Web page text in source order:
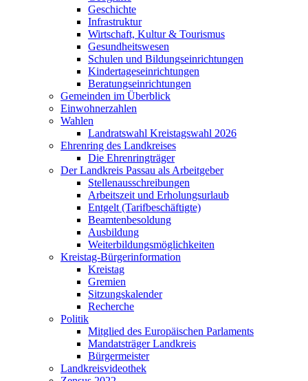
Geschichte
Infrastruktur
Wirtschaft, Kultur & Tourismus
Gesundheitswesen
Schulen und Bildungseinrichtungen
Kindertageseinrichtungen
Beratungseinrichtungen
Gemeinden im Überblick
Einwohnerzahlen
Wahlen
Landratswahl Kreistagswahl 2026
Ehrenring des Landkreises
Die Ehrenringträger
Der Landkreis Passau als Arbeitgeber
Stellenausschreibungen
Arbeitszeit und Erholungsurlaub
Entgelt (Tarifbeschäftigte)
Beamtenbesoldung
Ausbildung
Weiterbildungsmöglichkeiten
Kreistag-Bürgerinformation
Kreistag
Gremien
Sitzungskalender
Recherche
Politik
Mitglied des Europäischen Parlaments
Mandatsträger Landkreis
Bürgermeister
Landkreisvideothek